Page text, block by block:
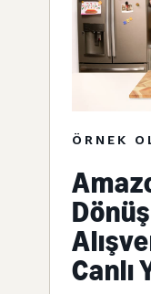
ÖRNEK
Canlı